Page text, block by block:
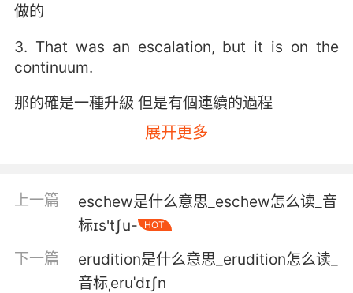
做的
3. That was an escalation, but it is on the
continuum.
那的確是一種升級 但是有個連續的過程
4. That could be an escalation to what he
这可能是他 的进一步升级
5. It's no no surprise that it escalated.
他犯罪升级了也没什么可奇怪的
展开更多
上一篇
eschew是什么意思_eschew怎么读_音
标ɪs'tʃu-
HOT
下一篇
erudition是什么意思_erudition怎么读_
音标ˌeruˈdɪʃn